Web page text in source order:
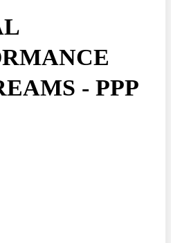
- PPP